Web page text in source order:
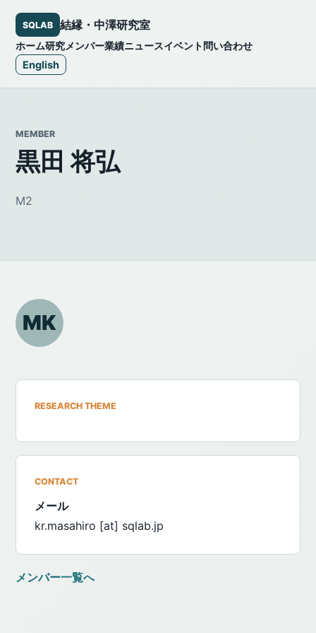
SQLAB 結縁・中澤研究室
ホーム研究メンバー業績ニュースイベント問い合わせ
English
MEMBER
黒田 将弘
M2
MK
RESEARCH THEME
CONTACT
メール
kr.masahiro [at] sqlab.jp
メンバー一覧へ